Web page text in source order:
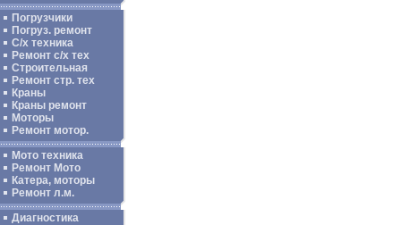
Погрузчики
Погруз. ремонт
С/х техника
Ремонт с/х тех
Строительная
Ремонт стр. тех
Краны
Краны ремонт
Моторы
Ремонт мотор.
Мото техника
Ремонт Мото
Катера, моторы
Ремонт л.м.
Диагностика